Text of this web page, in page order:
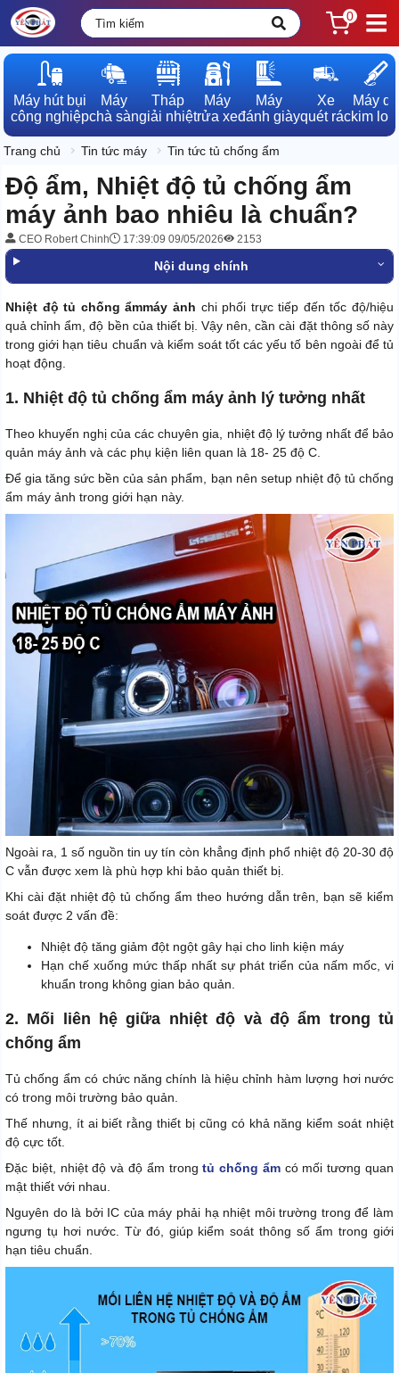
0
Máy hút bụi
công nghiệp
Máy
chà sàn
Tháp
giải nhiệt
Máy
rửa xe
Máy
đánh giày
Xe
quét rác
Máy dò
kim loại
Trang chủ Tin tức máy Tin tức tủ chống ẩm
Độ ẩm, Nhiệt độ tủ chống ẩm
máy ảnh bao nhiêu là chuẩn?
CEO Robert Chinh 17:39:09 09/05/2026 2153
Nội dung chính
Nhiệt độ tủ chống ẩmmáy ảnh chi phối trực tiếp đến tốc độ/hiệu
quả chỉnh ẩm, độ bền của thiết bị. Vậy nên, cần cài đặt thông số này
trong giới hạn tiêu chuẩn và kiểm soát tốt các yếu tố bên ngoài để tủ
hoạt động.
1. Nhiệt độ tủ chống ẩm máy ảnh lý tưởng nhất
Theo khuyến nghị của các chuyên gia, nhiệt độ lý tưởng nhất để bảo
quản máy ảnh và các phụ kiện liên quan là 18- 25 độ C.
Để gia tăng sức bền của sản phẩm, bạn nên setup nhiệt độ tủ chống
ẩm máy ảnh trong giới hạn này.
Ngoài ra, 1 số nguồn tin uy tín còn khẳng định phổ nhiệt độ 20-30 độ
C vẫn được xem là phù hợp khi bảo quản thiết bị.
Khi cài đặt nhiệt độ tủ chống ẩm theo hướng dẫn trên, bạn sẽ kiểm
soát được 2 vấn đề:
Nhiệt độ tăng giảm đột ngột gây hại cho linh kiện máy
Hạn chế xuống mức thấp nhất sự phát triển của nấm mốc, vi
khuẩn trong không gian bảo quản.
2. Mối liên hệ giữa nhiệt độ và độ ẩm trong tủ
chống ẩm
Tủ chống ẩm có chức năng chính là hiệu chỉnh hàm lượng hơi nước
có trong môi trường bảo quản.
Thế nhưng, ít ai biết rằng thiết bị cũng có khả năng kiểm soát nhiệt
độ cực tốt.
Đặc biệt, nhiệt độ và độ ẩm trongtủ chống ẩmcó mối tương quan
mật thiết với nhau.
Nguyên do là bởi IC của máy phải hạ nhiệt môi trường trong để làm
ngưng tụ hơi nước. Từ đó, giúp kiểm soát thông số ẩm trong giới
hạn tiêu chuẩn.